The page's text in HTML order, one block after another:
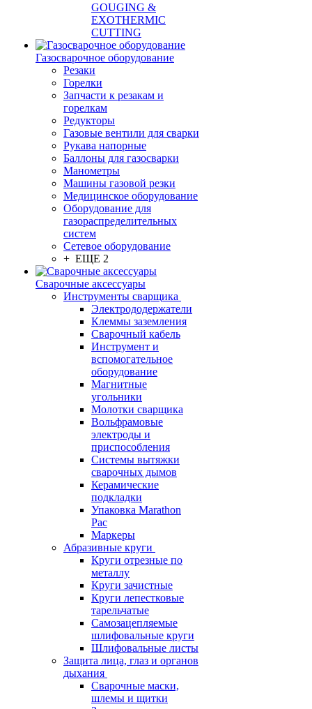
GOUGING &
EXOTHERMIC
CUTTING
Газосварочное оборудование
Резаки
Горелки
Запчасти к резакам и
горелкам
Редукторы
Газовые вентили для сварки
Рукава напорные
Баллоны для газосварки
Манометры
Машины газовой резки
Медицинское оборудование
Оборудование для
газораспределительных
систем
Сетевое оборудование
+ ЕЩЕ 2
Сварочные аксессуары
Инструменты сварщика
Электрододержатели
Клеммы заземления
Сварочный кабель
Инструмент и
вспомогательное
оборудование
Магнитные
угольники
Молотки сварщика
Вольфрамовые
электроды и
приспособления
Системы вытяжки
сварочных дымов
Керамические
подкладки
Упаковка Marathon
Pac
Маркеры
Абразивные круги
Круги отрезные по
металлу
Круги зачистные
Круги лепестковые
тарельчатые
Самозацепляемые
шлифовальные круги
Шлифовальные листы
Защита лица, глаз и органов
дыхания
Сварочные маски,
шлемы и щитки